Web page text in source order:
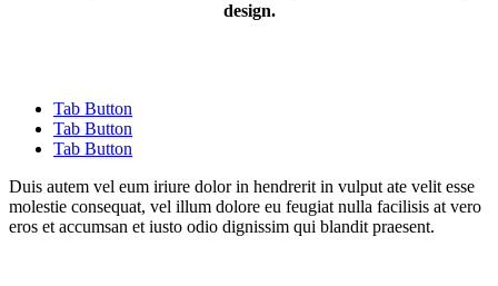
design.
Tab Button
Tab Button
Tab Button
Duis autem vel eum iriure dolor in hendrerit in vulput ate velit esse
molestie consequat, vel illum dolore eu feugiat nulla facilisis at vero
eros et accumsan et iusto odio dignissim qui blandit praesent.